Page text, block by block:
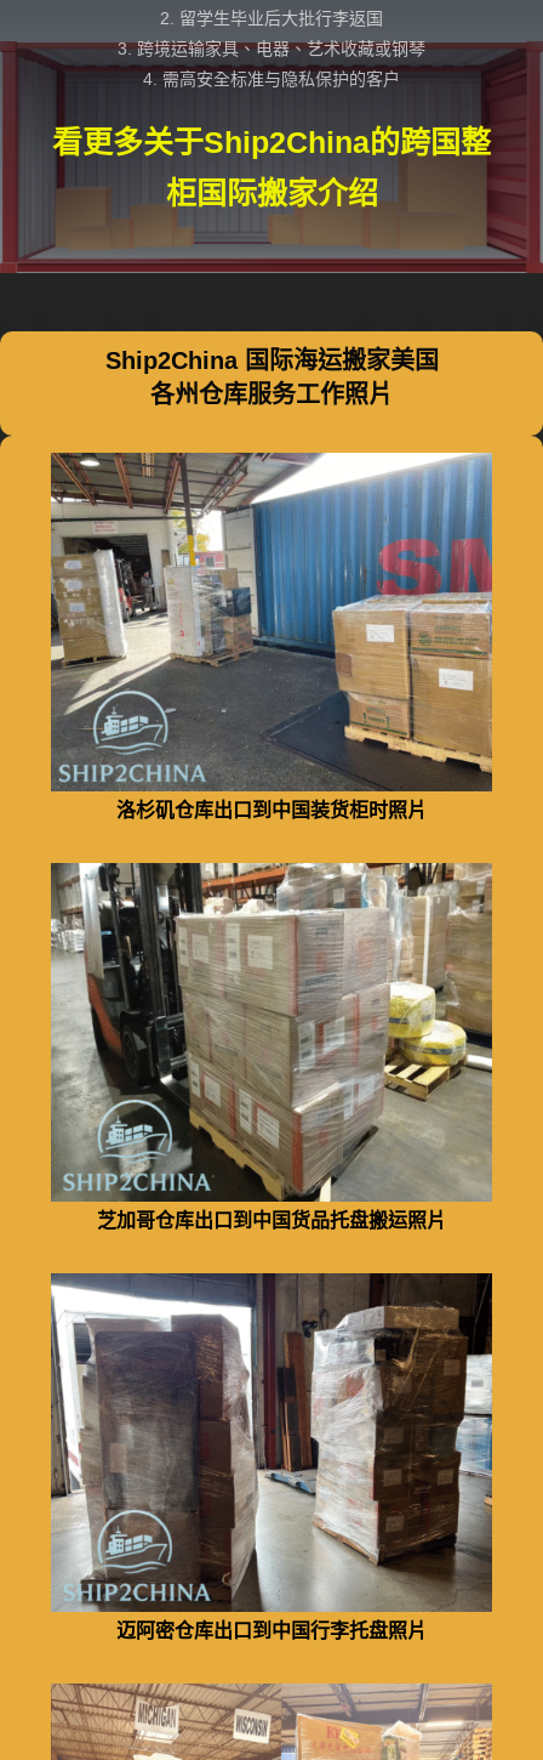
2. 留学生毕业后大批行李返国
3. 跨境运输家具、电器、艺术收藏或钢琴
4. 需高安全标准与隐私保护的客户
看更多关于Ship2China的跨国整
柜国际搬家介绍
Ship2China 国际海运搬家美国
各州仓库服务工作照片
洛杉矶仓库出口到中国装货柜时照片
芝加哥仓库出口到中国货品托盘搬运照片
迈阿密仓库出口到中国行李托盘照片